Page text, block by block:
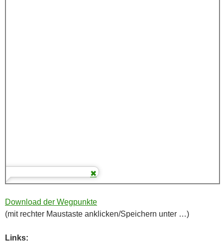
Download der Wegpunkte
(mit rechter Maustaste anklicken/Speichern unter …)
Links: